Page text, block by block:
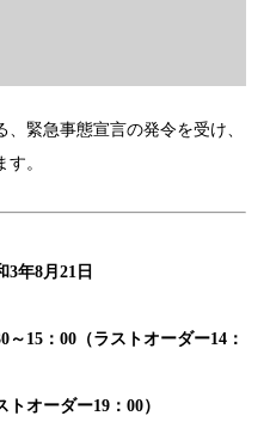
緊急事態宣言の発令を受け、
。
年8月21日
：00（ラストオーダー14：
オーダー19：00）